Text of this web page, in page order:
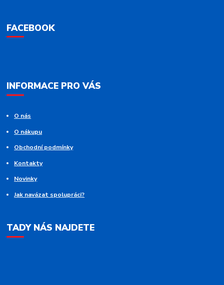
FACEBOOK
INFORMACE PRO VÁS
O nás
O nákupu
Obchodní podmínky
Kontakty
Novinky
Jak navázat spolupráci?
TADY NÁS NAJDETE